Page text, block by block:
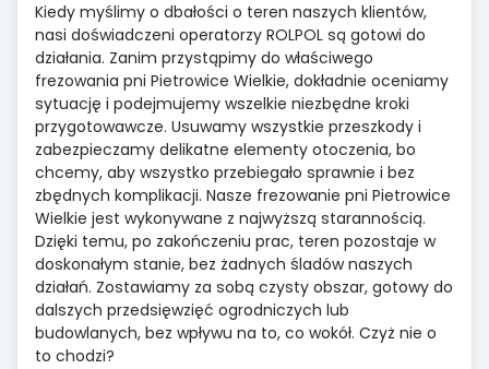
Kiedy myślimy o dbałości o teren naszych klientów,
nasi doświadczeni operatorzy ROLPOL są gotowi do
działania. Zanim przystąpimy do właściwego
frezowania pni Pietrowice Wielkie, dokładnie oceniamy
sytuację i podejmujemy wszelkie niezbędne kroki
przygotowawcze. Usuwamy wszystkie przeszkody i
zabezpieczamy delikatne elementy otoczenia, bo
chcemy, aby wszystko przebiegało sprawnie i bez
zbędnych komplikacji. Nasze frezowanie pni Pietrowice
Wielkie jest wykonywane z najwyższą starannością.
Dzięki temu, po zakończeniu prac, teren pozostaje w
doskonałym stanie, bez żadnych śladów naszych
działań. Zostawiamy za sobą czysty obszar, gotowy do
dalszych przedsięwzięć ogrodniczych lub
budowlanych, bez wpływu na to, co wokół. Czyż nie o
to chodzi?